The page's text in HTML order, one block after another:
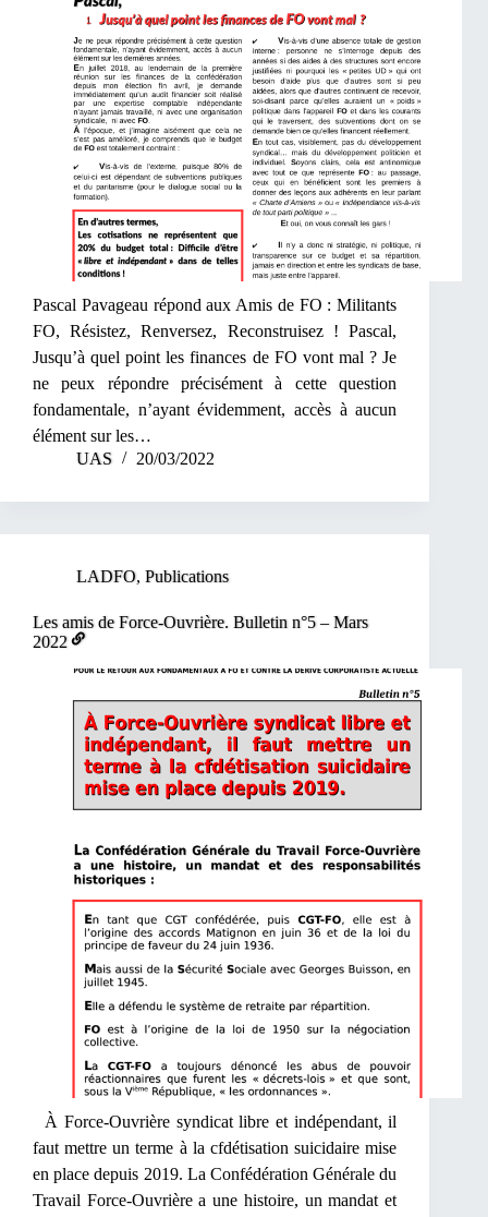
Pascal Pavageau répond aux Amis de FO : Militants
FO, Résistez, Renversez, Reconstruisez ! Pascal,
Jusqu’à quel point les finances de FO vont mal ? Je
ne peux répondre précisément à cette question
fondamentale, n’ayant évidemment, accès à aucun
élément sur les…
UAS
20/03/2022
LADFO, Publications
Les amis de Force-Ouvrière. Bulletin n°5 – Mars
2022
À Force-Ouvrière syndicat libre et indépendant, il
faut mettre un terme à la cfdétisation suicidaire mise
en place depuis 2019. La Confédération Générale du
Travail Force-Ouvrière a une histoire, un mandat et